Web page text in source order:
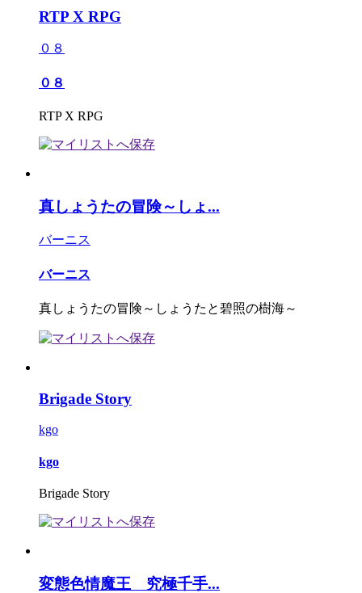
RTP X RPG
０８
０８
RTP X RPG
真しょうたの冒険～しょ...
バーニス
バーニス
真しょうたの冒険～しょうたと碧照の樹海～
Brigade Story
kgo
kgo
Brigade Story
変態色情魔王 究極千手...